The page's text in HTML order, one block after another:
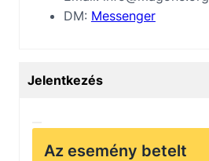
DM: Messenger
Jelentkezés
Az esemény betelt